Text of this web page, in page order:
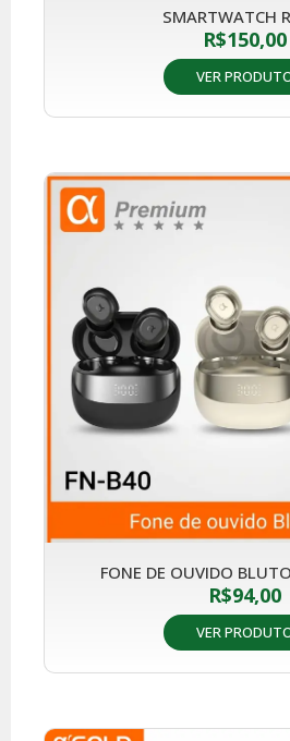
SMARTWATCH
R$150,00
VER
FONE DE OUVIDO
R$94,00
VER